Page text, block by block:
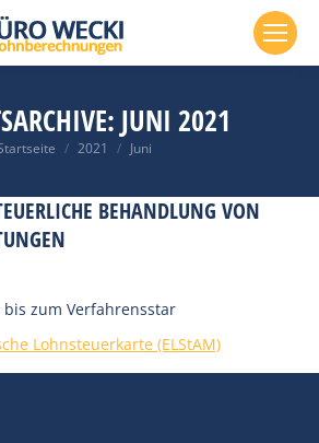
JUNI 2021
bist hier:
2021 Juni
BEHANDLUNG VON
zum Verfahrensstar
Lohnsteuerkarte (ELStAM)